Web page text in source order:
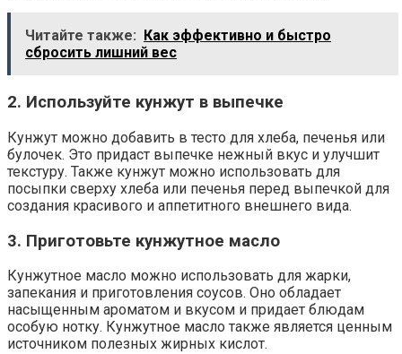
Читайте также:
Как эффективно и быстро
сбросить лишний вес
2. Используйте кунжут в выпечке
Кунжут можно добавить в тесто для хлеба, печенья или
булочек. Это придаст выпечке нежный вкус и улучшит
текстуру. Также кунжут можно использовать для
посыпки сверху хлеба или печенья перед выпечкой для
создания красивого и аппетитного внешнего вида.
3. Приготовьте кунжутное масло
Кунжутное масло можно использовать для жарки,
запекания и приготовления соусов. Оно обладает
насыщенным ароматом и вкусом и придает блюдам
особую нотку. Кунжутное масло также является ценным
источником полезных жирных кислот.